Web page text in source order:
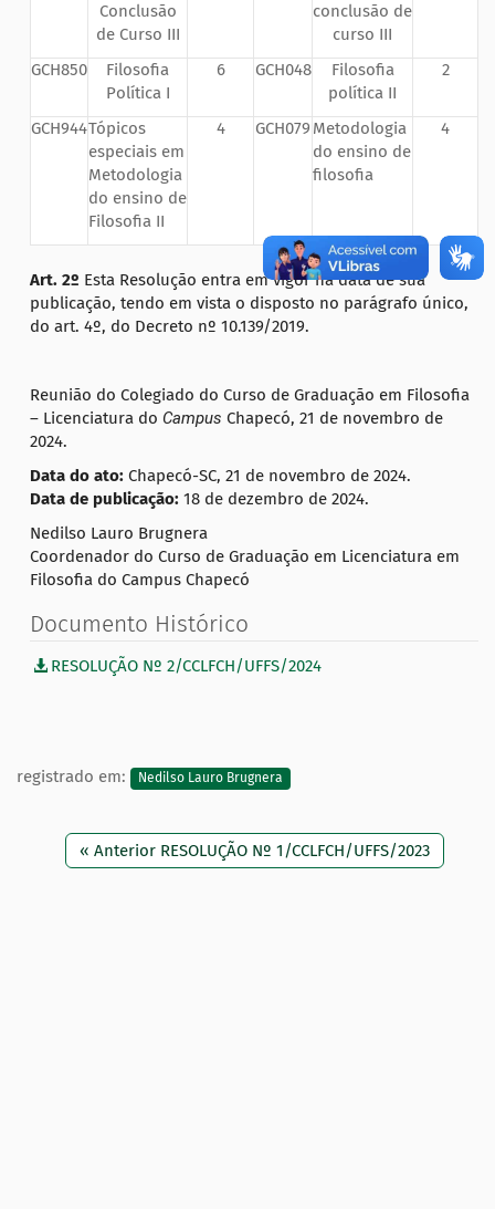
Conclusão
de Curso III
conclusão de
curso III
GCH850
Filosofia
Política I
6 GCH048
Filosofia
política II
2
GCH944Tópicos
especiais em
Metodologia
do ensino de
Filosofia II
4 GCH079 Metodologia
do ensino de
filosofia
4
Art. 2º Esta Resolução entra em vigor na data de sua
publicação, tendo em vista o disposto no parágrafo único,
do art. 4º, do Decreto nº 10.139/2019.
Reunião do Colegiado do Curso de Graduação em Filosofia
– Licenciatura do Campus Chapecó, 21 de novembro de
2024.
Data do ato: Chapecó-SC, 21 de novembro de 2024.
Data de publicação: 18 de dezembro de 2024.
Nedilso Lauro Brugnera
Coordenador do Curso de Graduação em Licenciatura em
Filosofia do Campus Chapecó
Documento Histórico
RESOLUÇÃO Nº 2/CCLFCH/UFFS/2024
registrado em: Nedilso Lauro Brugnera
« Anterior RESOLUÇÃO Nº 1/CCLFCH/UFFS/2023